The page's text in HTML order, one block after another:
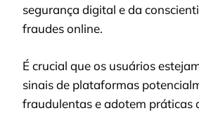
segurança digital e da
fraudes online.
É crucial que os usuários
sinais de plataformas
fraudulentas e adotem práticas